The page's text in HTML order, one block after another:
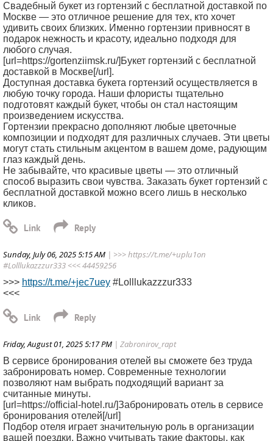
Свадебный букет из гортензий с бесплатной доставкой по
Москве — это отличное решение для тех, кто хочет
удивить своих близких. Именно гортензии привносят в
подарок нежность и красоту, идеально подходя для
любого случая.
[url=https://gortenziimsk.ru/]Букет гортензий с бесплатной
доставкой в Москве[/url].
Доступная доставка букета гортензий осуществляется в
любую точку города. Наши флористы тщательно
подготовят каждый букет, чтобы он стал настоящим
произведением искусства.
Гортензии прекрасно дополняют любые цветочные
композиции и подходят для различных случаев. Эти цветы
могут стать стильным акцентом в вашем доме, радующим
глаз каждый день.
Не забывайте, что красивые цветы — это отличный
способ выразить свои чувства. Заказать букет гортензий с
бесплатной доставкой можно всего лишь в несколько
кликов.
Sunday, July 06, 2025 5:15 AM | >>> https://t.me/+uplu1on
#Lolllukazzzur333 <<< 44459256
>>> https://t.me/+jec7uey #Lolllukazzzur333
<<<
Friday, August 01, 2025 5:17 PM | Zabronirov_rapt
В сервисе бронирования отелей вы сможете без труда
забронировать номер. Современные технологии
позволяют нам выбрать подходящий вариант за
считанные минуты.
[url=https://official-hotel.ru/]Забронировать отель в сервисе
бронирования отелей[/url]
Подбор отеля играет значительную роль в организации
вашей поездки. Важно учитывать такие факторы, как